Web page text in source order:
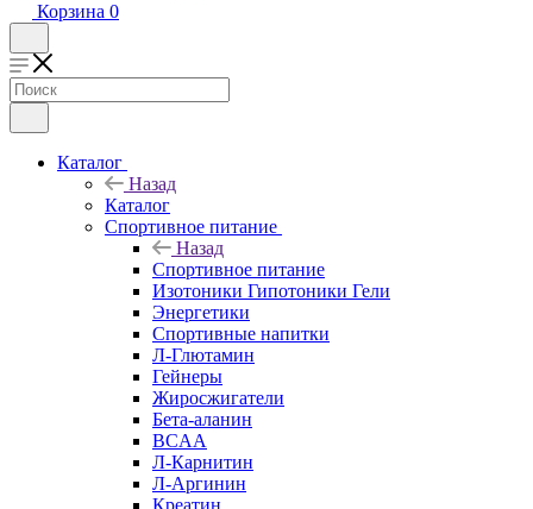
Корзина 0
Каталог
Назад
Каталог
Спортивное питание
Назад
Спортивное питание
Изотоники Гипотоники Гели
Энергетики
Спортивные напитки
Л-Глютамин
Гейнеры
Жиросжигатели
Бета-аланин
BCAA
Л-Карнитин
Л-Аргинин
Креатин